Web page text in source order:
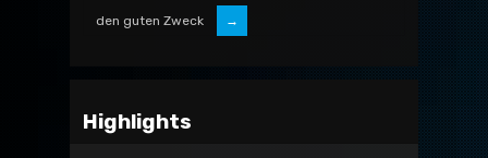
den guten Zweck
Highlights